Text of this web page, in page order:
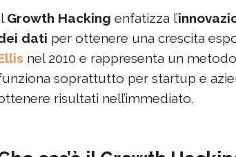
Growth Hacking enfatizza l’
dati per ottenere una crescita
nel 2010 e rappresenta un
soprattutto per startup e
risultati nell’immediato.